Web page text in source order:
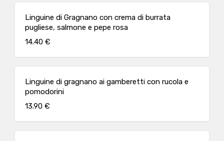
Linguine di Gragnano con crema di burrata
pugliese, salmone e pepe rosa
14.40 €
Linguine di gragnano ai gamberetti con rucola e
pomodorini
13.90 €